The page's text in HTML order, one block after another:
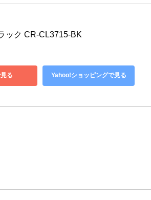
ック CR-CL3715-BK
る Yahoo!ショッピングで見る